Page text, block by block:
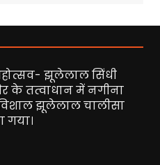
झूलेलाल सिंधी
के तत्वाधान में नगीना
झूलेलाल चालीसा
गया।